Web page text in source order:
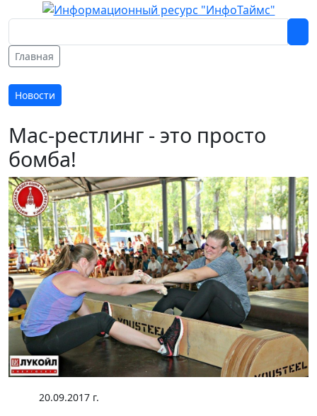
Главная
Новости
Мас-рестлинг - это просто
бомба!
20.09.2017 г.